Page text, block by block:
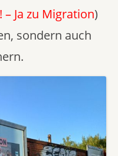
– Ja zu Migration)
sondern auch